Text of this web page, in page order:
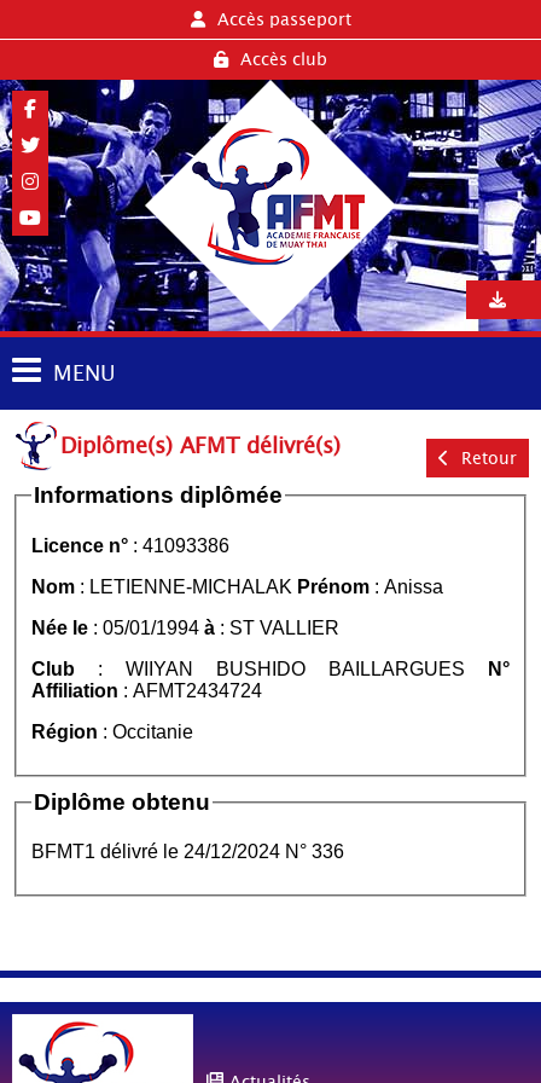
Accès passeport
Accès club
MENU
Diplôme(s) AFMT délivré(s) Retour
Informations diplômée
Licence n° : 41093386
Nom : LETIENNE-MICHALAK Prénom : Anissa
Née le : 05/01/1994 à : ST VALLIER
Club : WIIYAN BUSHIDO BAILLARGUES
N°
Affiliation : AFMT2434724
Région : Occitanie
Diplôme obtenu
BFMT1 délivré le 24/12/2024 N° 336